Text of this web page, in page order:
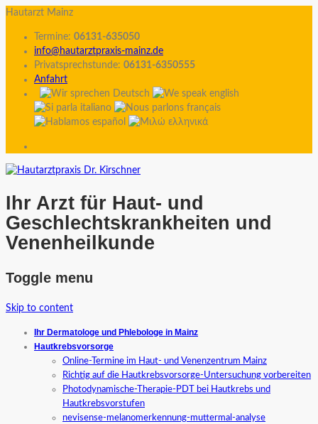
Hautarzt Mainz
Termine: 06131-635050
info@hautarztpraxis-mainz.de
Privatsprechstunde: 06131-6350555
Anfahrt
Ihr Arzt für Haut- und
Geschlechtskrankheiten und
Venenheilkunde
Toggle menu
Skip to content
Ihr Dermatologe und Phlebologe in Mainz
Hautkrebsvorsorge
Online-Termine im Haut- und Venenzentrum Mainz
Richtig auf die Hautkrebsvorsorge-Untersuchung vorbereiten
Photodynamische-Therapie-PDT bei Hautkrebs und
Hautkrebsvorstufen
nevisense-melanomerkennung-muttermal-analyse